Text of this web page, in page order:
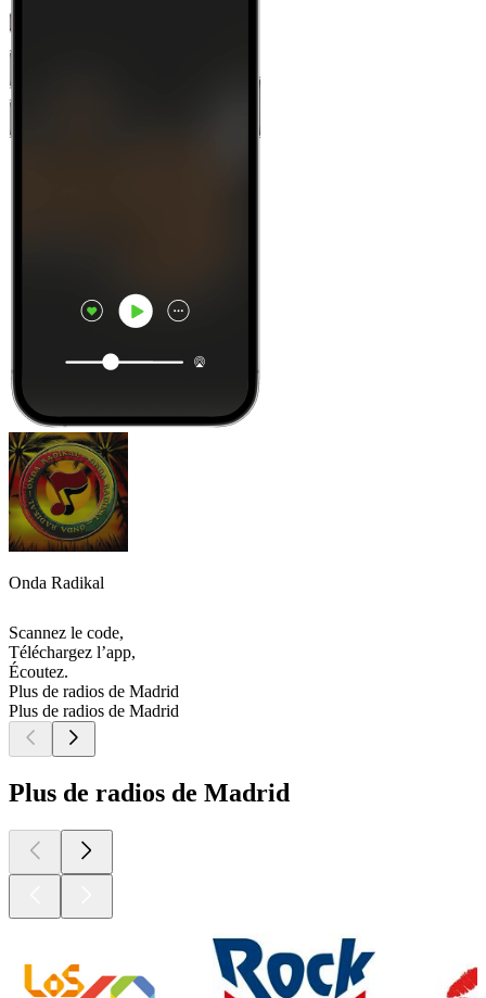
Onda Radikal
Scannez le code,
Téléchargez l’app,
Écoutez.
Plus de radios de Madrid
Plus de radios de Madrid
Plus de radios de Madrid